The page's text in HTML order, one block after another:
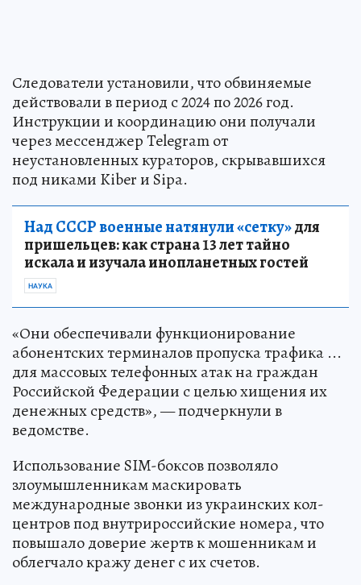
Следователи установили, что обвиняемые
действовали в период с 2024 по 2026 год.
Инструкции и координацию они получали
через мессенджер Telegram от
неустановленных кураторов, скрывавшихся
под никами Kiber и Sipa.
Над СССР военные натянули «сетку»для
пришельцев: как страна 13 лет тайно
искала и изучала инопланетных гостей
НАУКА
«Они обеспечивали функционирование
абонентских терминалов пропуска трафика ...
для массовых телефонных атак на граждан
Российской Федерации с целью хищения их
денежных средств», — подчеркнули в
ведомстве.
Использование SIM-боксов позволяло
злоумышленникам маскировать
международные звонки из украинских кол-
центров под внутрироссийские номера, что
повышало доверие жертв к мошенникам и
облегчало кражу денег с их счетов.